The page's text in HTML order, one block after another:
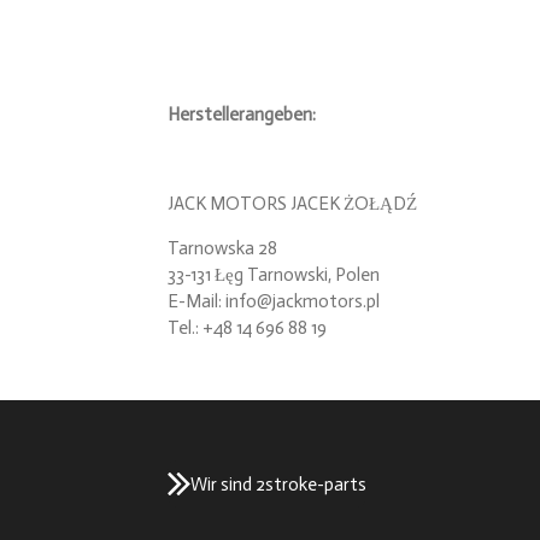
Herstellerangeben:
JACK MOTORS JACEK ŻOŁĄDŹ
Tarnowska 28
33-131 Łęg Tarnowski, Polen
E-Mail: info@jackmotors.pl
Tel.: +48 14 696 88 19
Wir sind 2stroke-parts